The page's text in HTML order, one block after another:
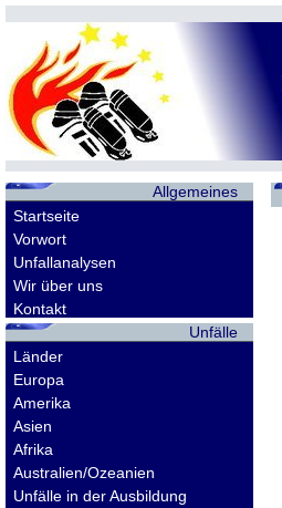
Allgemeines
Startseite
Vorwort
Unfallanalysen
Wir über uns
Kontakt
Unfälle
Länder
Europa
Amerika
Asien
Afrika
Australien/Ozeanien
Unfälle in der Ausbildung